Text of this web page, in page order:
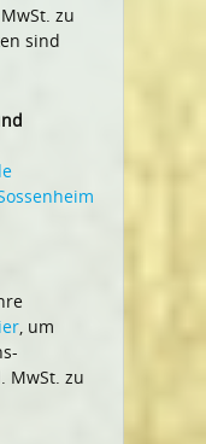
zu
sind
, um
MwSt. zu